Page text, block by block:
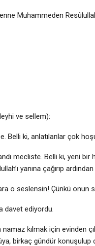
Muhammeden
ve sellem):
Belli ki, anlatılanlar çok
mecliste. Belli ki, yeni
yanına çağırıp
o seslensin! Çünkü onun
davet ediyordu.
kılmak için evinden
birkaç gündür